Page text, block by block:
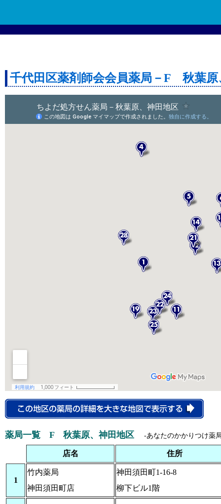
千代田区薬剤師会会員薬局－F 秋葉原
薬局一覧 F 秋葉原、神田地区 -あなたのかかりつけ薬
店名 住所
1
竹内薬局
神田須田町店
神田須田町1-16-8
柳下ビル1階